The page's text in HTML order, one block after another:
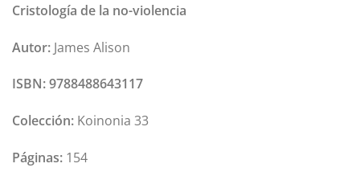
Cristología de la no-violencia
Autor: James Alison
ISBN:9788488643117
Colección: Koinonia 33
Páginas: 154